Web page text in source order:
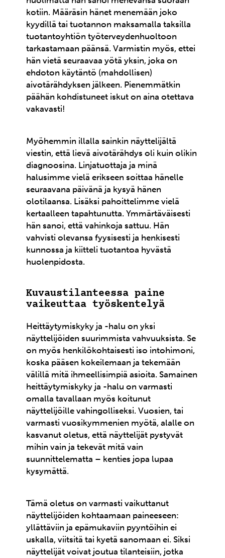
kotiin. Määräsin hänet menemään joko
kyydillä tai tuotannon maksamalla taksilla
tuotantoyhtiön työterveydenhuoltoon
tarkastamaan päänsä. Varmistin myös, ettei
hän vietä seuraavaa yötä yksin, joka on
ehdoton käytäntö (mahdollisen)
aivotärähdyksen jälkeen. Pienemmätkin
päähän kohdistuneet iskut on aina otettava
vakavasti!
Myöhemmin illalla sainkin näyttelijältä
viestin, että lievä aivotärähdys oli kuin olikin
diagnoosina. Linjatuottaja ja minä
halusimme vielä erikseen soittaa hänelle
seuraavana päivänä ja kysyä hänen
olotilaansa. Lisäksi pahoittelimme vielä
kertaalleen tapahtunutta. Ymmärtäväisesti
hän sanoi, että vahinkoja sattuu. Hän
vahvisti olevansa fyysisesti ja henkisesti
kunnossa ja kiitteli tuotantoa hyvästä
huolenpidosta.
Kuvaustilanteessa paine
vaikeuttaa työskentelyä
Heittäytymiskyky ja -halu on yksi
näyttelijöiden suurimmista vahvuuksista. Se
on myös henkilökohtaisesti iso intohimoni,
koska pääsen kokeilemaan ja tekemään
välillä mitä ihmeellisimpiä asioita. Samainen
heittäytymiskyky ja -halu on varmasti
omalla tavallaan myös koitunut
näyttelijöille vahingolliseksi. Vuosien, tai
varmasti vuosikymmenien myötä, alalle on
kasvanut oletus, että näyttelijät pystyvät
mihin vain ja tekevät mitä vain
suunnittelematta – kenties jopa lupaa
kysymättä.
Tämä oletus on varmasti vaikuttanut
näyttelijöiden kohtaamaan paineeseen:
yllättäviin ja epämukaviin pyyntöihin ei
uskalla, viitsitä tai kyetä sanomaan ei. Siksi
näyttelijät voivat joutua tilanteisiin, jotka